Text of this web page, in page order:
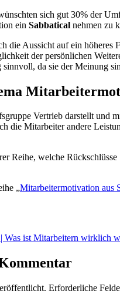
sich gut 30% der
ein Sabbatical nehmen zu
die Aussicht auf ein
der persönlichen
da sie der Meinung
Vertrieb darstellt und
die Mitarbeiter andere
Reihe, welche
„Mitarbeitermotivation aus
Was ist Mitarbeitern wirklich
Erforderliche